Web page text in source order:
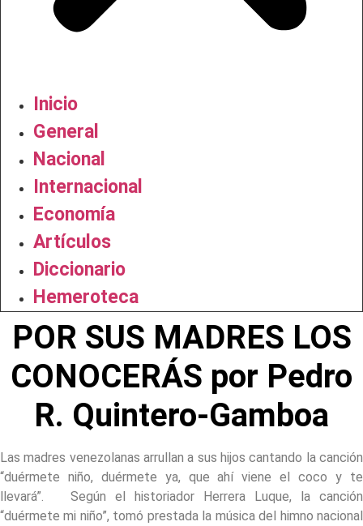
Inicio
General
Nacional
Internacional
Economía
Artículos
Diccionario
Hemeroteca
POR SUS MADRES LOS
CONOCERÁS por Pedro
R. Quintero-Gamboa
Las madres venezolanas arrullan a sus hijos cantando la canción
“duérmete niño, duérmete ya, que ahí viene el coco y te
llevará”. Según el historiador Herrera Luque, la canción
“duérmete mi niño”, tomó prestada la música del himno nacional